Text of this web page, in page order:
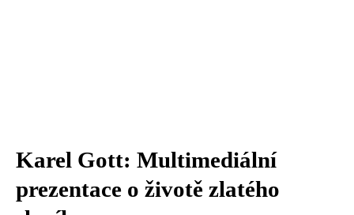
Karel Gott: Multimediální
prezentace o životě zlatého